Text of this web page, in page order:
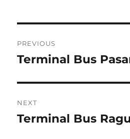
navigation
PREVIOUS
Previous
Terminal Bus
NEXT
Next
Terminal Bus